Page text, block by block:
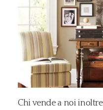
Chi vende a noi